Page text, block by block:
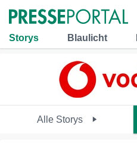
Storys Blaulicht
Alle Storys